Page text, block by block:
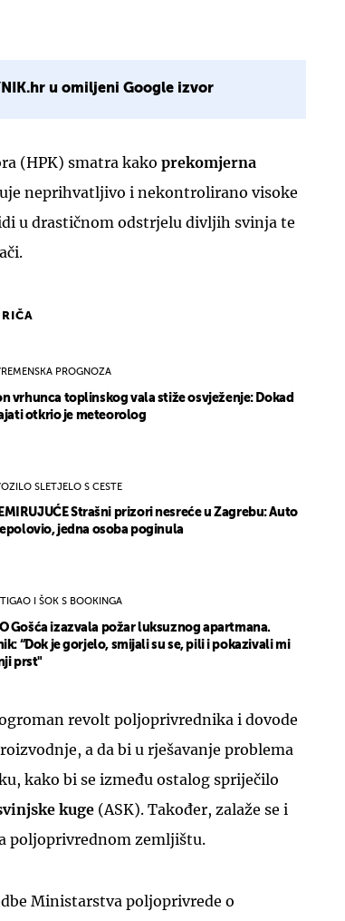
u omiljeni Google izvor
(HPK) smatra kako prekomjerna
neprihvatljivo i nekontrolirano visoke
u drastičnom odstrjelu divljih svinja te
PROGNOZA
vrhunca toplinskog vala stiže osvježenje: Dokad
otkrio je meteorolog
SLETJELO S CESTE
Strašni prizori nesreće u Zagrebu: Auto
jedna osoba poginula
I ŠOK S BOOKINGA
Gošća izazvala požar luksuznog apartmana.
“Dok je gorjelo, smijali su se, pili i pokazivali mi
prst"
revolt poljoprivrednika i dovode
a da bi u rješavanje problema
kako bi se između ostalog spriječilo
kuge (ASK). Također, zalaže se i
poljoprivrednom zemljištu.
Ministarstva poljoprivrede o